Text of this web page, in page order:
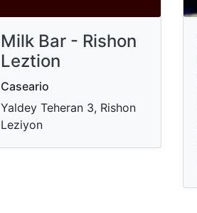
Milk Bar - Rishon
Leztion
Caseario
Yaldey Teheran 3, Rishon
Leziyon